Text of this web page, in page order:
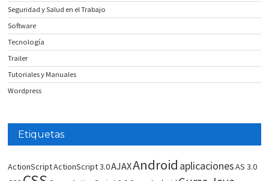
Seguridad y Salud en el Trabajo
Software
Tecnología
Trailer
Tutoriales y Manuales
Wordpress
Etiquetas
ActionScriptActionScript 3.0AJAXAndroid aplicacionesAS 3.0